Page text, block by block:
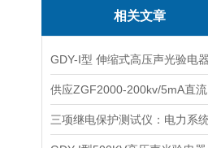
相关文章